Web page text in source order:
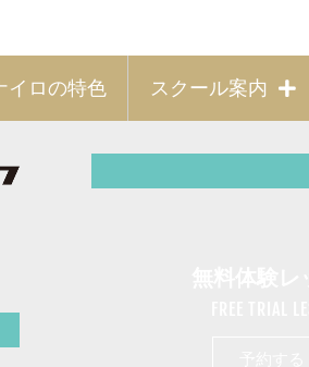
イロの特色 スクール案内